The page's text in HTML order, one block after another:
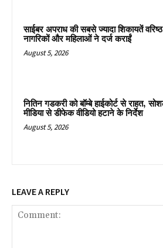
साईबर अपराध की सबसे ज्यादा शिकायतें वरिष्ठ
नागरिकों और महिलाओं ने दर्ज कराईं
August 5, 2026
नितिन गडकरी को बॉम्बे हाईकोर्ट से राहत,
मीडिया से डीफेक वीडियो हटाने के निर्देश
August 5, 2026
LEAVE A REPLY